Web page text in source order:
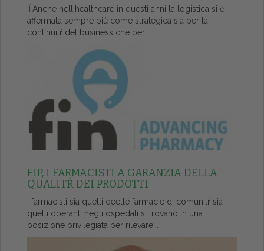
ŤAnche nell'healthcare in questi anni la logistica si č
affermata sempre piů come strategica sia per la
continuitŕ del business che per il...
FIP, I FARMACISTI A GARANZIA DELLA
QUALITŔ DEI PRODOTTI
I farmacisti sia quelli deelle farmacie di comunitŕ sia
quelli operanti negli ospedali si trovano in una
posizione privilegiata per rilevare...